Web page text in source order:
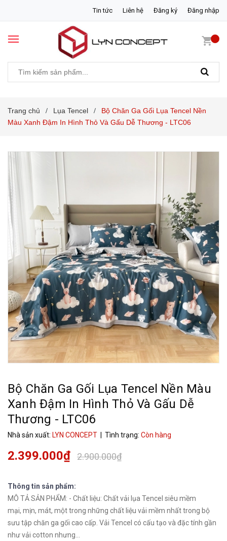
Tin tức Liên hệ Đăng ký Đăng nhập
Trang chủ / Lụa Tencel /
Bộ Chăn Ga Gối Lụa Tencel Nền
Màu Xanh Đậm In Hình Thỏ Và Gấu Dễ Thương - LTC06
Bộ Chăn Ga Gối Lụa Tencel Nền Màu
Xanh Đậm In Hình Thỏ Và Gấu Dễ
Thương - LTC06
Nhà sản xuất: LYN CONCEPT | Tình trạng: Còn hàng
2.399.000₫ 2.900.000₫
Thông tin sản phẩm:
MÔ TẢ SẢN PHẨM: - Chất liệu: Chất vải lụa Tencel siêu mềm
mại, mịn, mát, một trong những chất liệu vải mềm nhất trong bộ
sưu tập chăn ga gối cao cấp. Vải Tencel có cấu tạo và đặc tính gần
như vải cotton nhưng...